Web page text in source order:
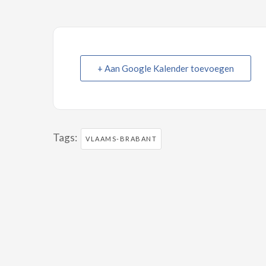
+ Aan Google Kalender toevoegen
Tags: VLAAMS-BRABANT